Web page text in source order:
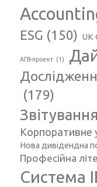
ESG (150) UK
АГВ-проект (1)
(179)
Корпоративне
Нова дивідендна
Професійна
Система